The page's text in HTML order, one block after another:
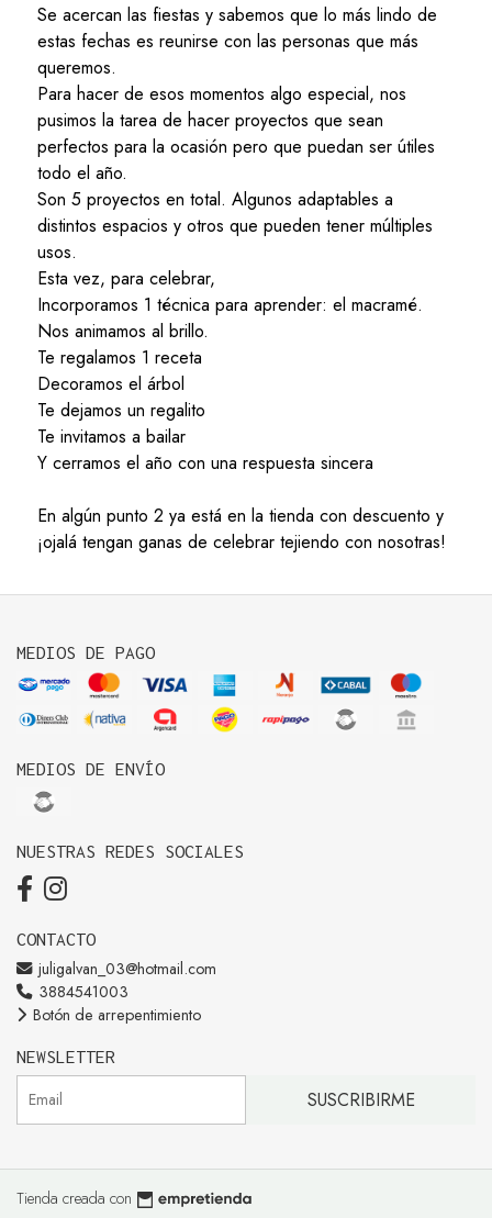
Se acercan las fiestas y sabemos que lo más lindo de
estas fechas es reunirse con las personas que más
queremos.
Para hacer de esos momentos algo especial, nos
pusimos la tarea de hacer proyectos que sean
perfectos para la ocasión pero que puedan ser útiles
todo el año.
Son 5 proyectos en total. Algunos adaptables a
distintos espacios y otros que pueden tener múltiples
usos.
Esta vez, para celebrar,
Incorporamos 1 técnica para aprender: el macramé.
Nos animamos al brillo.
Te regalamos 1 receta
Decoramos el árbol
Te dejamos un regalito
Te invitamos a bailar
Y cerramos el año con una respuesta sincera
En algún punto 2 ya está en la tienda con descuento y
¡ojalá tengan ganas de celebrar tejiendo con nosotras!
MEDIOS DE PAGO
MEDIOS DE ENVÍO
NUESTRAS REDES SOCIALES
CONTACTO
juligalvan_03@hotmail.com
3884541003
Botón de arrepentimiento
NEWSLETTER
SUSCRIBIRME
Tienda creada con